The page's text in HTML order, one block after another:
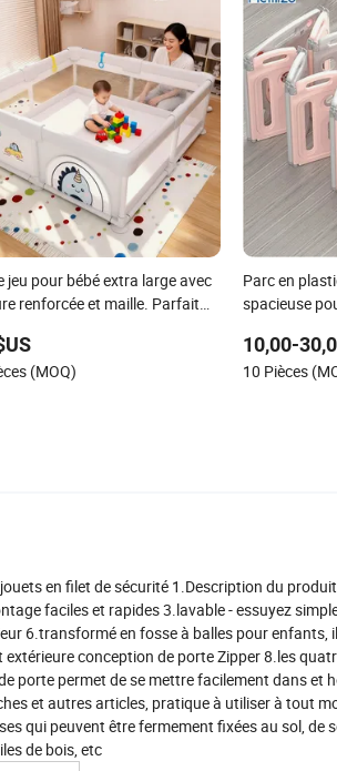
jeu pour bébé extra large avec
renforcée et maille. Parfait
actifs
(MOQ)
Parc en
spacieuse
10,00-
10 Pièces
en filet de sécurité 1.Description du
faciles et rapides 3.lavable - essuyez
6.transformé en fosse à balles pour enfants,
conception de porte Zipper 8.les
porte permet de se mettre facilement dans et
et autres articles, pratique à utiliser à tout
qui peuvent être fermement fixées au sol, de
de bois, etc